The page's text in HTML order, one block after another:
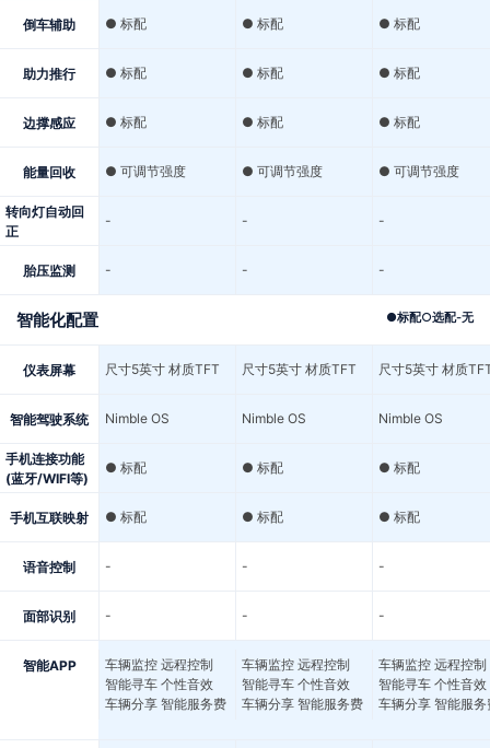
倒车辅助 ● 标配 ● 标配 ● 标配
助力推行 ● 标配 ● 标配 ● 标配
边撑感应 ● 标配 ● 标配 ● 标配
能量回收 ● 可调节强度 ● 可调节强度 ● 可调节强度
转向灯自动回
正
- - -
胎压监测 - - -
智能化配置 ●标配○选配-无
仪表屏幕 尺寸5英寸 材质TFT 尺寸5英寸 材质TFT 尺寸5英寸 材质
智能驾驶系统 Nimble OS Nimble OS Nimble OS
手机连接功能
(蓝牙/WIFI等)
● 标配 ● 标配 ● 标配
手机互联映射 ● 标配 ● 标配 ● 标配
语音控制 - - -
面部识别 - - -
智能APP
车辆监控 远程控制
智能寻车 个性音效
车辆分享 智能服务费
车辆监控 远程控制
智能寻车 个性音效
车辆分享 智能服务费
车辆监控 远程控制
智能寻车 个性音效
车辆分享 智能服务